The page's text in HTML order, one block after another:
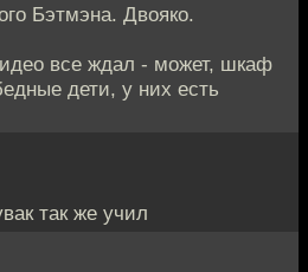
Бэтмэна. Двояко.
все ждал - может, шкаф
дети, у них есть
так же учил